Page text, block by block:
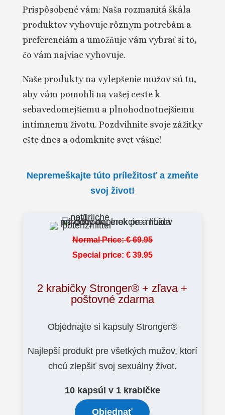
Prispôsobené vám: Naša rozmanitá škála
produktov vyhovuje rôznym potrebám a
preferenciám a umožňuje vám vybrať si to,
čo vám najviac vyhovuje.
Naše produkty na vylepšenie mužov sú tu,
aby vám pomohli na vašej ceste k
sebavedomejšiemu a plnohodnotnejšiemu
intímnemu životu. Pozdvihnite svoje zážitky
ešte dnes a odomknite svet vášne!
Nepremeškajte túto príležitosť a zmeňte
svoj život!
Normal Price:€69.95
Special price: € 39.95
2 krabičky Stronger® + zľava +
poštovné zdarma
Objednajte si kapsuly Stronger®
Najlepší produkt pre všetkých mužov, ktorí
chcú zlepšiť svoj sexuálny život.
10 kapsúl v 1 krabičke
Objednať